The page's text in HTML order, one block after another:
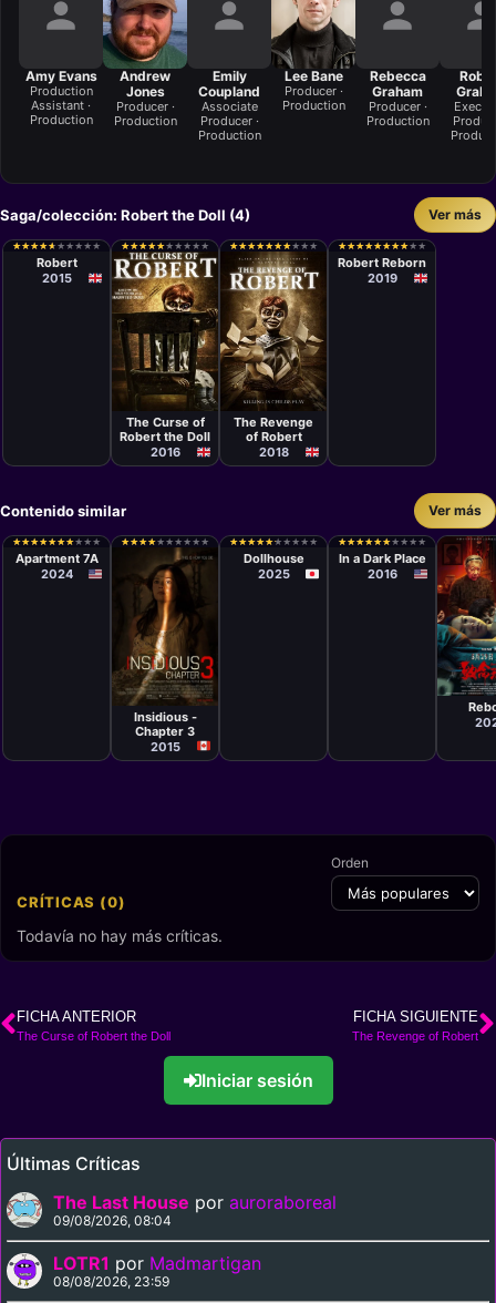
Amy Evans
Production
Assistant ·
Production
Andrew
Jones
Producer ·
Production
Emily
Coupland
Associate
Producer ·
Production
Lee Bane
Producer ·
Production
Rebecca
Graham
Producer ·
Production
Saga/colección: Robert the Doll (4) Ver más
★
★★
★★
★★
★★
★ ★
★ ★
★ ★
★ ★
★ ★
★
Película
Andrew Jones
Robert
2015
★
★★
★★
★★
★★
★★
★ ★
★ ★
★ ★
★ ★
★
Película
Andrew Jones
The Curse of
Robert the Doll
2016
★
★★
★★
★★
★★
★★
★★
★★
★ ★
★ ★
★
Película
Andrew Jones
The Revenge
of Robert
2018
★
★★
★★
★★
★★
★★
★★
★★
★★
★ ★
★
Andrew Jones
Robert Reborn
2019
Contenido similar Ver más
★
★★
★★
★★
★★
★★
★★
★★
★ ★
★ ★
★
Natalie Erika
James
Apartment 7A
2024
★
★★
★★
★★
★★
★ ★
★ ★
★ ★
★ ★
★ ★
★
Película
Leigh
Whannell
Insidious -
Chapter 3
2015
★
★★
★★
★★
★★
★★
★ ★
★ ★
★ ★
★ ★
★
Shinobu
Yaguchi
Dollhouse
2025
★
★★
★★
★★
★★
★★
★★
★ ★
★ ★
★ ★
★
William Brent
Bell
In a Dark Place
2016
Phat
CRÍTICAS (0)
Orden
Todavía no hay más críticas.
FICHA ANTERIOR
The Curse of Robert the Doll
FICHA SIGUIENTE
The Revenge of Robert
Iniciar sesión
Últimas Críticas
The Last House por auroraboreal
09/08/2026, 08:04
LOTR1 por Madmartigan
08/08/2026, 23:59